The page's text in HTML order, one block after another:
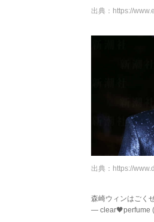
出典： https://
出典： https://
森崎ウィンはごく
— clear🖤perfume